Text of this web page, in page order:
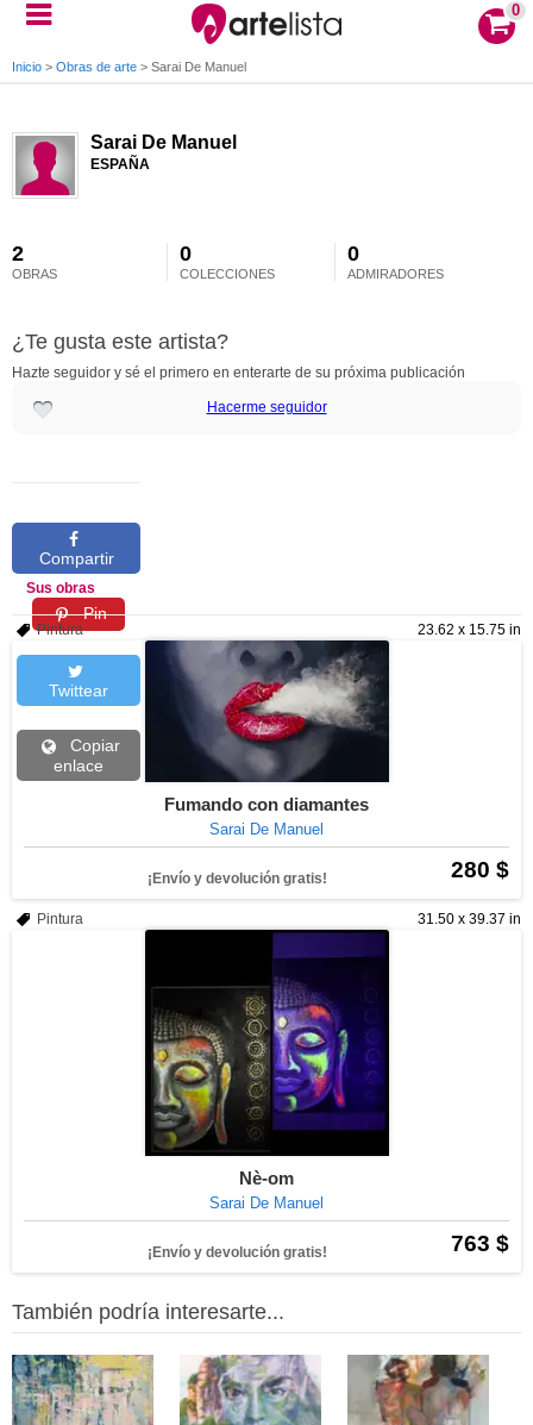
0
Inicio > Obras de arte > Sarai De Manuel
Sarai De Manuel
ESPAÑA
2
OBRAS
0
COLECCIONES
0
ADMIRADORES
¿Te gusta este artista?
Hazte seguidor y sé el primero en enterarte de su próxima publicación
Hacerme seguidor
Compartir
Pin
Twittear
Copiar
enlace
Sus obras
23.62 x 15.75 in
Pintura
Fumando con diamantes
Sarai De Manuel
280 $
¡Envío y devolución gratis!
31.50 x 39.37 in
Pintura
Nè-om
Sarai De Manuel
763 $
¡Envío y devolución gratis!
También podría interesarte...